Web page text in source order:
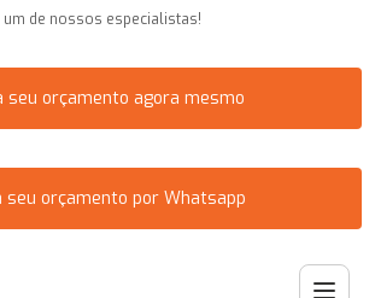
de nossos especialistas!
seu orçamento agora mesmo
seu orçamento por Whatsapp